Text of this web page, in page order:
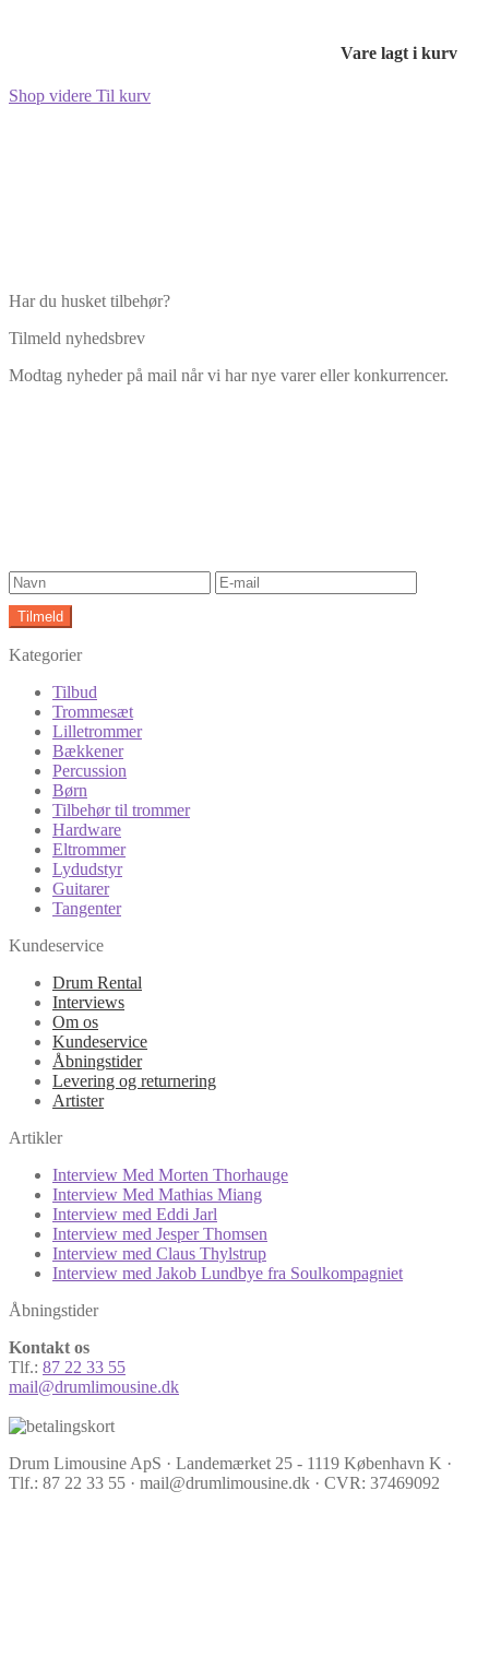
Vare lagt i kurv
Shop videre Til kurv
Har du husket tilbehør?
Tilmeld nyhedsbrev
Modtag nyheder på mail når vi har nye varer eller konkurrencer.
Kategorier
Tilbud
Trommesæt
Lilletrommer
Bækkener
Percussion
Børn
Tilbehør til trommer
Hardware
Eltrommer
Lydudstyr
Guitarer
Tangenter
Kundeservice
Drum Rental
Interviews
Om os
Kundeservice
Åbningstider
Levering og returnering
Artister
Artikler
Interview Med Morten Thorhauge
Interview Med Mathias Miang
Interview med Eddi Jarl
Interview med Jesper Thomsen
Interview med Claus Thylstrup
Interview med Jakob Lundbye fra Soulkompagniet
Åbningstider
Kontakt os
Tlf.: 87 22 33 55
mail@drumlimousine.dk
Drum Limousine ApS · Landemærket 25 - 1119 København K ·
Tlf.: 87 22 33 55 · mail@drumlimousine.dk · CVR: 37469092